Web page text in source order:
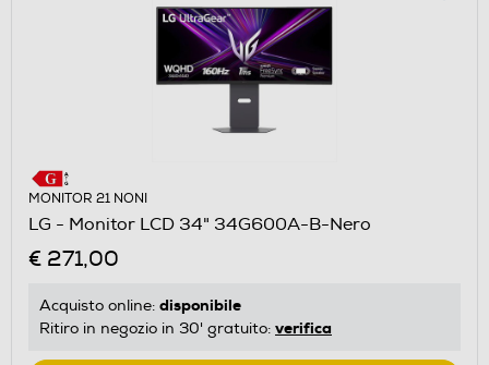
MONITOR 21 NONI
LG - Monitor LCD 34" 34G600A-B-Nero
€ 271,00
Acquisto online: disponibile
Ritiro in negozio in 30' gratuito: verifica